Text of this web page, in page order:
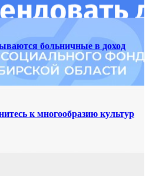
больничные в доход
к многообразию культур